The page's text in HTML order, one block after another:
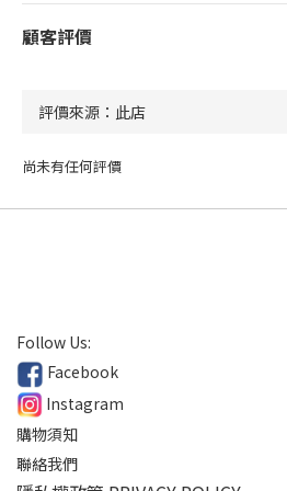
顧客評價
尚未有任何評價
Follow Us:
Facebook
Instagram
購物須知
聯絡我們